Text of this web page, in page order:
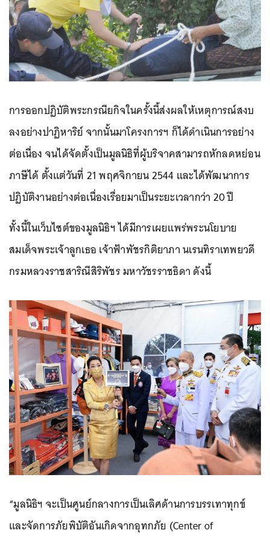
การออกปฏิบัติพระกรณียกิจในครั้งนี้ส่งผลให้เหตุการณ์สงบ
ลงอย่างปาฏิหาริย์ จากนั้นมาโครงการฯ ก็ได้ดำเนินการอย่าง
ต่อเนื่อง จนได้จัดตั้งเป็นมูลนิธิที่ผู้บริจาคสามารถหักลดหย่อน
ภาษีได้ ตั้งแต่วันที่ 21 พฤศจิกายน 2544 และได้พัฒนาการ
ปฏิบัติงานอย่างต่อเนื่องเรื่อยมาเป็นระยะเวลากว่า 20 ปี
ทั้งนี้ในเว็บไซต์ของมูลนิธิฯ ได้มีการเผยแพร่พระนโยบาย
สมเด็จพระเจ้าลูกเธอ เจ้าฟ้าพัชรกิติยาภา นเรนทิราเทพยวดี
กรมหลวงราชสาริณีสิริพัชร มหาวัชรราชธิดา ดังนี้
“มูลนิธิฯ จะเป็นศูนย์กลางการเป็นเลิศด้านการบรรเทาทุกข์
และจัดการภัยพิบัติอันเกิดจากอุทกภัย (Center of